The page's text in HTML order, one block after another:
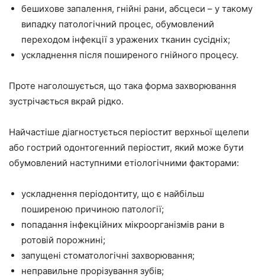
бешихове запалення, гнійні рани, абсцеси – у такому
випадку патологічний процес, обумовлений
переходом інфекції з уражених тканин сусідніх;
ускладнення після поширеного гнійного процесу.
Проте наголошується, що така форма захворювання
зустрічається вкрай рідко.
Найчастіше діагностується періостит верхньої щелепи
або гострий одонтогенний періостит, який може бути
обумовлений наступними етіологічними факторами:
ускладнення періодонтиту, що є найбільш
поширеною причиною патології;
попадання інфекційних мікроорганізмів рани в
ротовій порожнині;
запущені стоматологічні захворювання;
неправильне прорізування зубів;